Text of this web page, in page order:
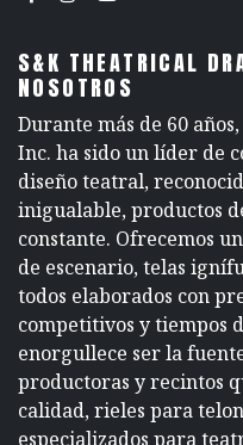
S&K THEATRICAL
NOSOTROS
Durante más de 60
Inc. ha sido un líder de
diseño teatral,
inigualable, productos
constante. Ofrecemos
de escenario, telas
todos elaborados con
competitivos y tiempos
enorgullece ser la
productoras y recintos
calidad, rieles para
especializados para